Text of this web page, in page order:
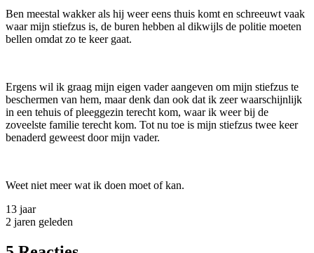
Ben meestal wakker als hij weer eens thuis komt en schreeuwt vaak
waar mijn stiefzus is, de buren hebben al dikwijls de politie moeten
bellen omdat zo te keer gaat.
Ergens wil ik graag mijn eigen vader aangeven om mijn stiefzus te
beschermen van hem, maar denk dan ook dat ik zeer waarschijnlijk
in een tehuis of pleeggezin terecht kom, waar ik weer bij de
zoveelste familie terecht kom. Tot nu toe is mijn stiefzus twee keer
benaderd geweest door mijn vader.
Weet niet meer wat ik doen moet of kan.
13 jaar
2 jaren geleden